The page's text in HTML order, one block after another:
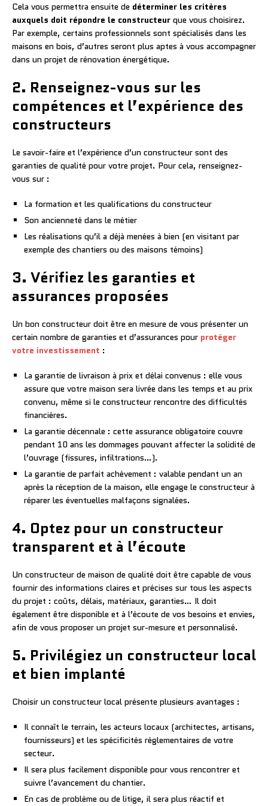
Cela vous permettra ensuite de déterminer les critères
auxquels doit répondre le constructeur que vous choisirez.
Par exemple, certains professionnels sont spécialisés dans les
maisons en bois, d’autres seront plus aptes à vous accompagner
dans un projet de rénovation énergétique.
2. Renseignez-vous sur les
compétences et l’expérience des
constructeurs
Le savoir-faire et l’expérience d’un constructeur sont des
garanties de qualité pour votre projet. Pour cela, renseignez-
vous sur :
La formation et les qualifications du constructeur
Son ancienneté dans le métier
Les réalisations qu’il a déjà menées à bien (en visitant par
exemple des chantiers ou des maisons témoins)
3. Vérifiez les garanties et
assurances proposées
Un bon constructeur doit être en mesure de vous présenter un
certain nombre de garanties et d’assurances pour protéger
votre investissement :
La garantie de livraison à prix et délai convenus : elle vous
assure que votre maison sera livrée dans les temps et au prix
convenu, même si le constructeur rencontre des difficultés
financières.
La garantie décennale : cette assurance obligatoire couvre
pendant 10 ans les dommages pouvant affecter la solidité de
l’ouvrage (fissures, infiltrations…).
La garantie de parfait achèvement : valable pendant un an
après la réception de la maison, elle engage le constructeur à
réparer les éventuelles malfaçons signalées.
4. Optez pour un constructeur
transparent et à l’écoute
Un constructeur de maison de qualité doit être capable de vous
fournir des informations claires et précises sur tous les aspects
du projet : coûts, délais, matériaux, garanties… Il doit
également être disponible et à l’écoute de vos besoins et envies,
afin de vous proposer un projet sur-mesure et personnalisé.
5. Privilégiez un constructeur local
et bien implanté
Choisir un constructeur local présente plusieurs avantages :
Il connaît le terrain, les acteurs locaux (architectes, artisans,
fournisseurs) et les spécificités réglementaires de votre
secteur.
Il sera plus facilement disponible pour vous rencontrer et
suivre l’avancement du chantier.
En cas de problème ou de litige, il sera plus réactif et